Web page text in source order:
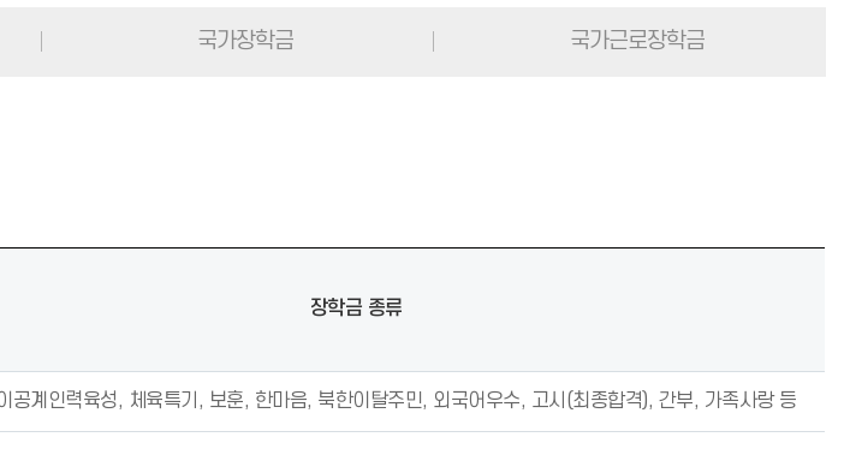
국가장학금 국가근로장학금
장학금 종류
공계인력육성, 체육특기, 보훈, 한마음, 북한이탈주민, 외국어우수, 고시(최종합격), 간부, 가족사랑 등